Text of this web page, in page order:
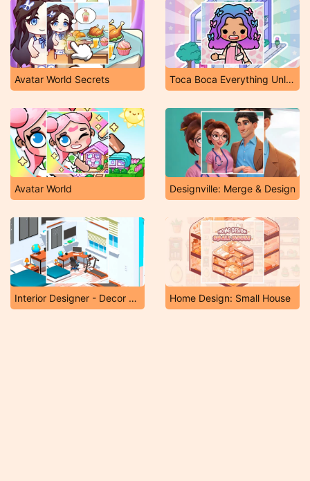
Avatar World Secrets Toca Boca Everything Unlocked
Avatar World Designville: Merge & Design
Interior Designer - Decor Life Home Design: Small House